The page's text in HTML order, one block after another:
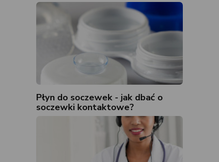
Płyn do soczewek - jak dbać o
soczewki kontaktowe?